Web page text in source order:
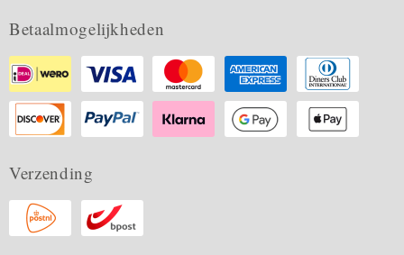
Betaalmogelijkheden
Verzending